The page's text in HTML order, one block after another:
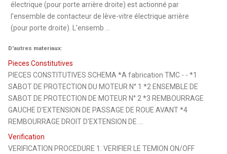
électrique (pour porte arrière droite) est actionné par
l'ensemble de contacteur de lève-vitre électrique arrière
(pour porte droite). L'ensemb ...
D'autres materiaux:
Pieces Constitutives
PIECES CONSTITUTIVES SCHEMA *A fabrication TMC - - *1
SABOT DE PROTECTION DU MOTEUR N° 1 *2 ENSEMBLE DE
SABOT DE PROTECTION DE MOTEUR N° 2 *3 REMBOURRAGE
GAUCHE D'EXTENSION DE PASSAGE DE ROUE AVANT *4
REMBOURRAGE DROIT D'EXTENSION DE ...
Verification
VERIFICATION PROCEDURE 1. VERIFIER LE TEMION ON/OFF